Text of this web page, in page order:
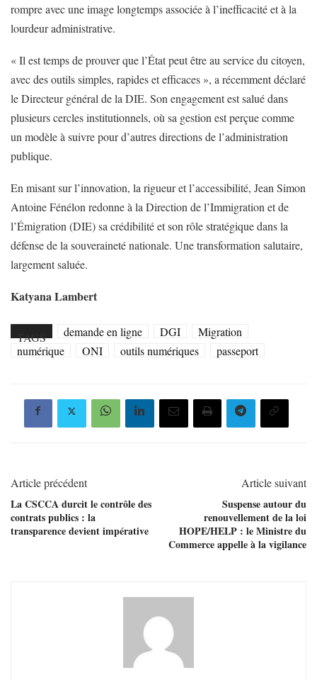
rompre avec une image longtemps associée à l’inefficacité et à la
lourdeur administrative.
« Il est temps de prouver que l’État peut être au service du citoyen,
avec des outils simples, rapides et efficaces », a récemment déclaré
le Directeur général de la DIE. Son engagement est salué dans
plusieurs cercles institutionnels, où sa gestion est perçue comme
un modèle à suivre pour d’autres directions de l’administration
publique.
En misant sur l’innovation, la rigueur et l’accessibilité, Jean Simon
Antoine Fénélon redonne à la Direction de l’Immigration et de
l’Émigration (DIE) sa crédibilité et son rôle stratégique dans la
défense de la souveraineté nationale. Une transformation salutaire,
largement saluée.
Katyana Lambert
TAGS demande en ligne DGI
Migration
numérique
ONI outils numériques passeport
Article précédent
La CSCCA durcit le contrôle des
contrats publics : la
transparence devient impérative
Article suivant
Suspense autour du
renouvellement de la loi
HOPE/HELP : le Ministre du
Commerce appelle à la vigilance